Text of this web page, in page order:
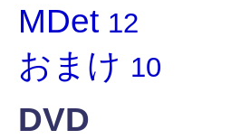
MDet 12
おまけ 10
DVD